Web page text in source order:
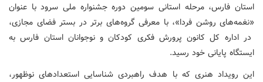
استان فارس، مرحله استانی سومین دوره جشنواره ملی سرود با عنوان
«نغمه‌های روشن فردا»، با معرفی گروه‌های برتر در بستر فضای مجازی،
در اداره کل کانون پرورش فکری کودکان و نوجوانان استان فارس به
ایستگاه پایانی خود رسید.
این رویداد هنری که با هدف راهبردی شناسایی استعدادهای نوظهور،